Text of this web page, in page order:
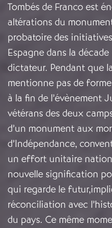
Tombés de Franco est
altérations du
probatoire des
Espagne dans la
dictateur. Pendant que
mentionne pas de
à la fin de l’évènement
vétérans des deux
d’un monument aux
d’Indépendance,
un effort unitaire
nouvelle signification
qui regarde le
réconciliation avec
du pays. Ce même